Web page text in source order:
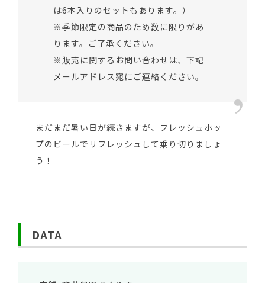
は6本入りのセットもあります。）
※季節限定の商品のため数に限りがあ
ります。ご了承ください。
※販売に関するお問い合わせは、下記
メールアドレス宛にご連絡ください。
まだまだ暑い日が続きますが、フレッシュホッ
プのビールでリフレッシュして乗り切りましょ
う！
DATA